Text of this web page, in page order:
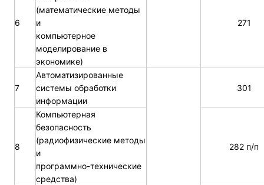
6
(математические методы
и
компьютерное
моделирование в
экономике)
271
7
Автоматизированные
системы обработки
информации
301
8
Компьютерная
безопасность
(радиофизические методы
и
программно-технические
средства)
282 п/п